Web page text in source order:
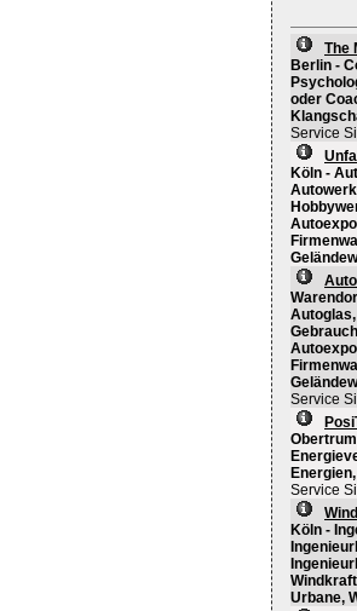
The
Berlin -
oder
Service
Köln -
Service
Service
Köln -
Urbane,